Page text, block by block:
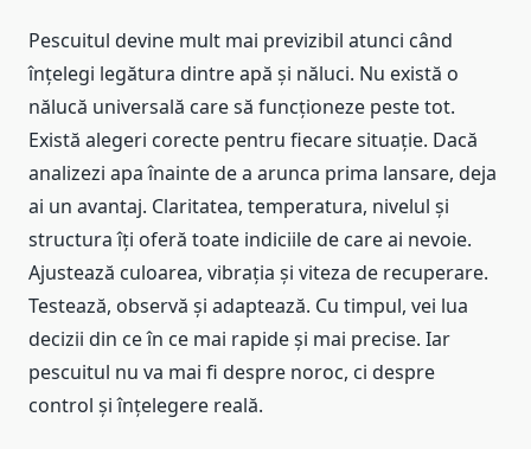
Pescuitul devine mult mai previzibil atunci când
înțelegi legătura dintre apă și năluci. Nu există o
nălucă universală care să funcționeze peste tot.
Există alegeri corecte pentru fiecare situație. Dacă
analizezi apa înainte de a arunca prima lansare, deja
ai un avantaj. Claritatea, temperatura, nivelul și
structura îți oferă toate indiciile de care ai nevoie.
Ajustează culoarea, vibrația și viteza de recuperare.
Testează, observă și adaptează. Cu timpul, vei lua
decizii din ce în ce mai rapide și mai precise. Iar
pescuitul nu va mai fi despre noroc, ci despre
control și înțelegere reală.